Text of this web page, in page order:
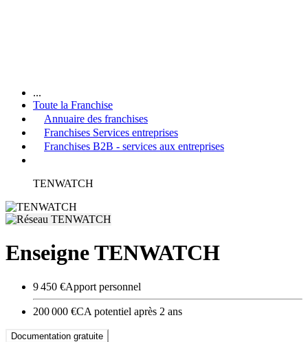
...
Toute la Franchise
Annuaire des franchises
Franchises Services entreprises
Franchises B2B - services aux entreprises
TENWATCH
Enseigne TENWATCH
9 450 €Apport personnel
200 000 €CA potentiel après 2 ans
Documentation gratuite